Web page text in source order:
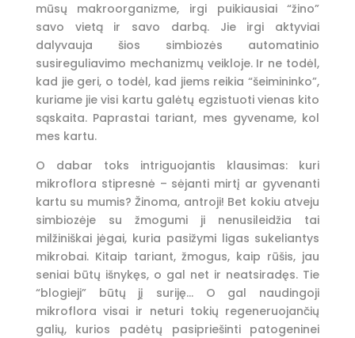
mūsų makroorganizme, irgi puikiausiai “žino”
savo vietą ir savo darbą. Jie irgi aktyviai
dalyvauja šios simbiozės automatinio
susireguliavimo mechanizmų veikloje. Ir ne todėl,
kad jie geri, o todėl, kad jiems reikia “šeimininko”,
kuriame jie visi kartu galėtų egzistuoti vienas kito
sąskaita. Paprastai tariant, mes gyvename, kol
mes kartu.
O dabar toks intriguojantis klausimas: kuri
mikroflora stipresnė – sėjanti mirtį ar gyvenanti
kartu su mumis? Žinoma, antroji! Bet kokiu atveju
simbiozėje su žmogumi ji nenusileidžia tai
milžiniškai jėgai, kuria pasižymi ligas sukeliantys
mikrobai. Kitaip tariant, žmogus, kaip rūšis, jau
seniai būtų išnykęs, o gal net ir neatsiradęs. Tie
“blogieji” būtų jį suriję… O gal naudingoji
mikroflora visai ir neturi tokių regeneruojančių
galių, kurios padėtų pasipriešinti patogeninei